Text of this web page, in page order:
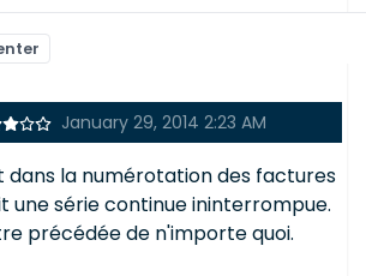
January 29, 2014 2:23 AM
dans la numérotation des factures
une série continue ininterrompue.
précédée de n'importe quoi.